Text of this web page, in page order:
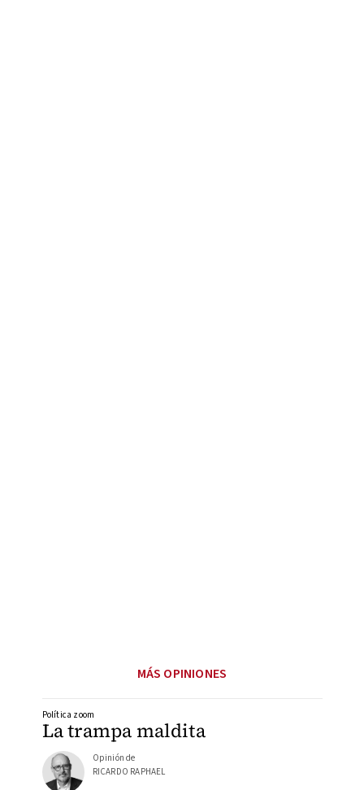
MÁS OPINIONES
La trampa maldita
Política zoom
Opinión de
RICARDO RAPHAEL